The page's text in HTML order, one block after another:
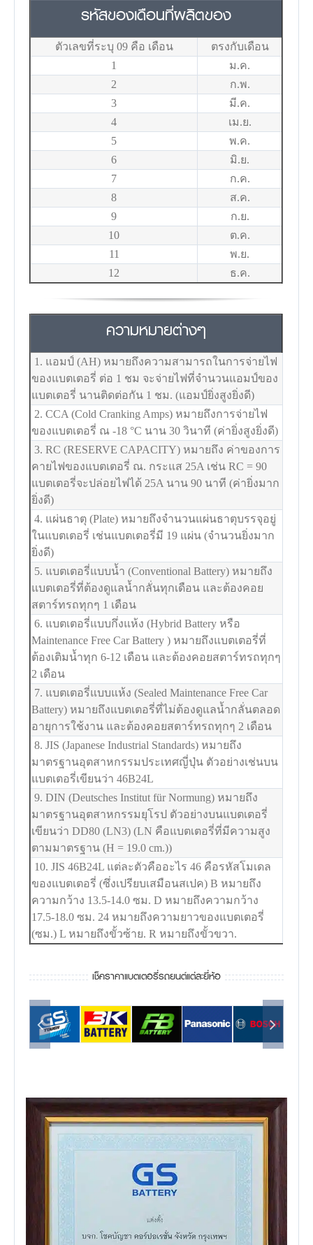
รหัสของเดือนที่ผลิตของ
ตัวเลขที่ระบุ 09 คือ เดือน
ตรงกับเดือน
1
ม.ค.
2
ก.พ.
3
มี.ค.
4
เม.ย.
5
พ.ค.
6
มิ.ย.
7
ก.ค.
8
ส.ค.
9
ก.ย.
10
ต.ค.
11
พ.ย.
12
ธ.ค.
ความหมายต่างๆ
1. แอมป์ (AH) หมายถึงความสามารถในการจ่ายไฟ
ของแบตเตอรี่ ต่อ 1 ชม จะจ่ายไฟที่จำนวนแอมป์ของ
แบตเตอรี่ นานติดต่อกัน 1 ชม. (แอมป์ยิ่งสูงยิ่งดี)
2. CCA (Cold Cranking Amps) หมายถึงการจ่ายไฟ
ของแบตเตอรี่ ณ -18 °C นาน 30 วินาที (ค่ายิ่งสูงยิ่งดี)
3. RC (RESERVE CAPACITY) หมายถึง ค่าของการ
คายไฟของแบตเตอรี่ ณ. กระแส 25A เช่น RC = 90
แบตเตอรี่จะปล่อยไฟได้ 25A นาน 90 นาที (ค่ายิ่งมาก
ยิ่งดี)
4. แผ่นธาตุ (Plate) หมายถึงจำนวนแผ่นธาตุบรรจุอยู่
ในแบตเตอรี่ เช่นแบตเตอรี่มี 19 แผ่น (จำนวนยิ่งมาก
ยิ่งดี)
5. แบตเตอรี่แบบน้ำ (Conventional Battery) หมายถึง
แบตเตอรี่ที่ต้องดูแลน้ำกลั่นทุกเดือน และต้องคอย
สตาร์ทรถทุกๆ 1 เดือน
6. แบตเตอรี่แบบกึ่งแห้ง (Hybrid Battery หรือ
Maintenance Free Car Battery ) หมายถึงแบตเตอรี่ที่
ต้องเติมน้ำทุก 6-12 เดือน และต้องคอยสตาร์ทรถทุกๆ
2 เดือน
7. แบตเตอรี่แบบแห้ง (Sealed Maintenance Free Car
Battery) หมายถึงแบตเตอรี่ที่ไม่ต้องดูแลน้ำกลั่นตลอด
อายุการใช้งาน และต้องคอยสตาร์ทรถทุกๆ 2 เดือน
8. JIS (Japanese Industrial Standards) หมายถึง
มาตรฐานอุตสาหกรรมประเทศญี่ปุ่น ตัวอย่างเช่นบน
แบตเตอรี่เขียนว่า 46B24L
9. DIN (Deutsches Institut für Normung) หมายถึง
มาตรฐานอุตสาหกรรมยุโรป ตัวอย่างบนแบตเตอรี่
เขียนว่า DD80 (LN3) (LN คือแบตเตอรี่ที่มีความสูง
ตามมาตรฐาน (H = 19.0 cm.))
10. JIS 46B24L แต่ละตัวคืออะไร 46 คือรหัสโมเดล
ของแบตเตอรี่ (ซึ่งเปรียบเสมือนสเปค) B หมายถึง
ความกว้าง 13.5-14.0 ซม. D หมายถึงความกว้าง
17.5-18.0 ซม. 24 หมายถึงความยาวของแบตเตอรี่
(ซม.) L หมายถึงขั้วซ้าย. R หมายถึงขั้วขวา.
เช็คราคาแบตเตอรี่รถยนต์แต่ละยี่ห้อ